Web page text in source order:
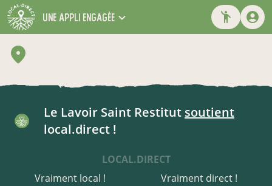
une appli engagée
Le Lavoir Saint Restitut soutient
local.direct !
LOCAL.DIRECT
Vraiment local !
Vraiment direct !